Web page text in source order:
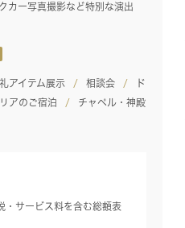
カー写真撮影など特別な演出
アイテム展示 相談会
ド
アのご宿泊
チャペル・神殿
・サービス料を含む総額表